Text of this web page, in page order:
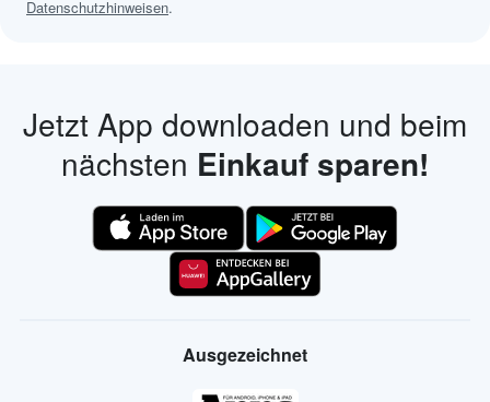
Datenschutzhinweisen.
Jetzt App downloaden und beim
nächsten Einkauf sparen!
Ausgezeichnet